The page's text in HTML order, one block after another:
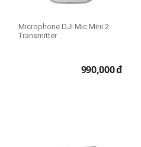
Microphone DJI Mic Mini 2
Transmitter
990,000đ